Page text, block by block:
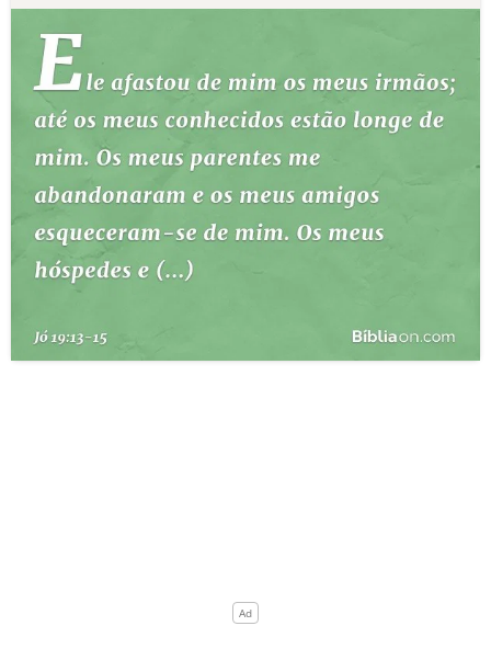
TERMO BÍBLICO
QUEM SOMOS
LOJA BÍBLIAON